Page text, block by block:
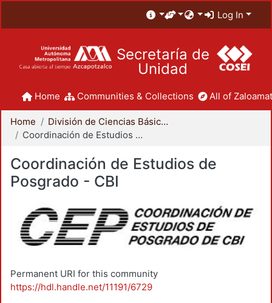
Log In
Secretaría de
Unidad
Home Communities & Collections All of
Home
División de Ciencias Básicas e Ingeniería
Coordinación de Estudios de Posgrado - CBI
Coordinación de Estudios de
Posgrado - CBI
Permanent URI for this community
https://hdl.handle.net/11191/6729